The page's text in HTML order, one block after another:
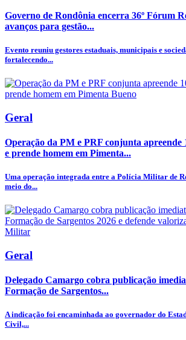
Governo de Rondônia encerra 36º Fórum
avanços para gestão...
Evento reuniu gestores estaduais, municipais e
fortalecendo...
Geral
Operação da PM e PRF conjunta apreende
e prende homem em Pimenta...
Uma operação integrada entre a Polícia Militar de
meio do...
Geral
Delegado Camargo cobra publicação
Formação de Sargentos...
A indicação foi encaminhada ao governador do
Civil,...